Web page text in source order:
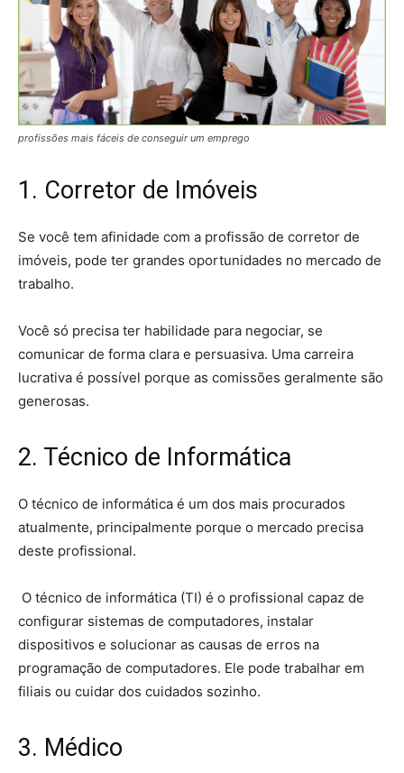
profissões mais fáceis de conseguir um emprego
1. Corretor de Imóveis
Se você tem afinidade com a profissão de corretor de
imóveis, pode ter grandes oportunidades no mercado de
trabalho.
Você só precisa ter habilidade para negociar, se
comunicar de forma clara e persuasiva. Uma carreira
lucrativa é possível porque as comissões geralmente são
generosas.
2. Técnico de Informática
O técnico de informática é um dos mais procurados
atualmente, principalmente porque o mercado precisa
deste profissional.
O técnico de informática (TI) é o profissional capaz de
configurar sistemas de computadores, instalar
dispositivos e solucionar as causas de erros na
programação de computadores. Ele pode trabalhar em
filiais ou cuidar dos cuidados sozinho.
3. Médico